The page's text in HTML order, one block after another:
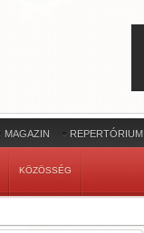
MAGAZIN REPERTÓRIUM
KÖZÖSSÉG